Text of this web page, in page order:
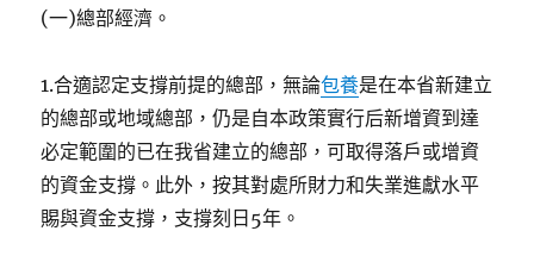
(一)總部經濟。
1.合適認定支撐前提的總部，無論包養是在本省新建立
的總部或地域總部，仍是自本政策實行后新增資到達
必定範圍的已在我省建立的總部，可取得落戶或增資
的資金支撐。此外，按其對處所財力和失業進獻水平
賜與資金支撐，支撐刻日5年。